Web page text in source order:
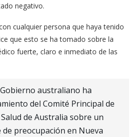
negativo.
cualquier persona que haya tenido
que esto se ha tomado sobre la
fuerte, claro e inmediato de las
australiano ha
del Comité Principal de
de Australia sobre un
preocupación en Nueva